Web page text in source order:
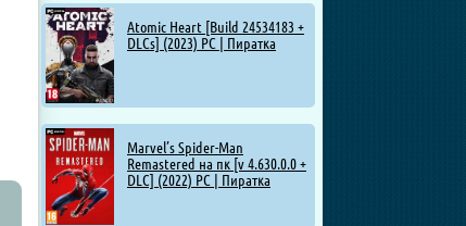
Atomic Heart [Build 24534183 +
DLCs] (2023) PC | Пиратка
Marvel’s Spider-Man
Remastered на пк [v 4.630.0.0 +
DLC] (2022) PC | Пиратка